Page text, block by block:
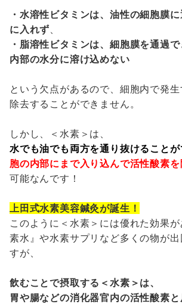
・水溶性ビタミンは、油性の細胞膜
に入れず、
・脂溶性ビタミンは、細胞膜を通過
内部の水分に溶け込めない
という欠点があるので、細胞内で発
除去することができません。
しかし、＜水素＞は、
水でも油でも両方を通り抜けることが
胞の内部にまで入り込んで活性酸素
可能なんです！
上田式水素美容鍼灸が誕生！
このように＜水素＞には優れた効果
素水』や水素サプリなど多くの物が
すが、
飲むことで摂取する＜水素＞は、
胃や腸などの消化器官内の活性酸素と